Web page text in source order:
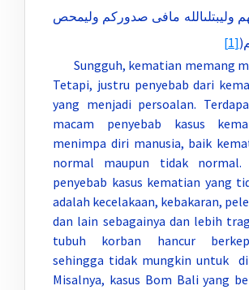
وليبتلىالله مافى صدوركم وليمحص
[1]
Sungguh, kematian memang
Tetapi, justru penyebab dari
yang menjadi persoalan.
macam penyebab kasus
menimpa diri manusia, baik
normal maupun tidak
penyebab kasus kematian yang
adalah kecelakaan, kebakaran,
dan lain sebagainya dan lebih
tubuh korban hancur
sehingga tidak mungkin untuk
Misalnya, kasus Bom Bali yang